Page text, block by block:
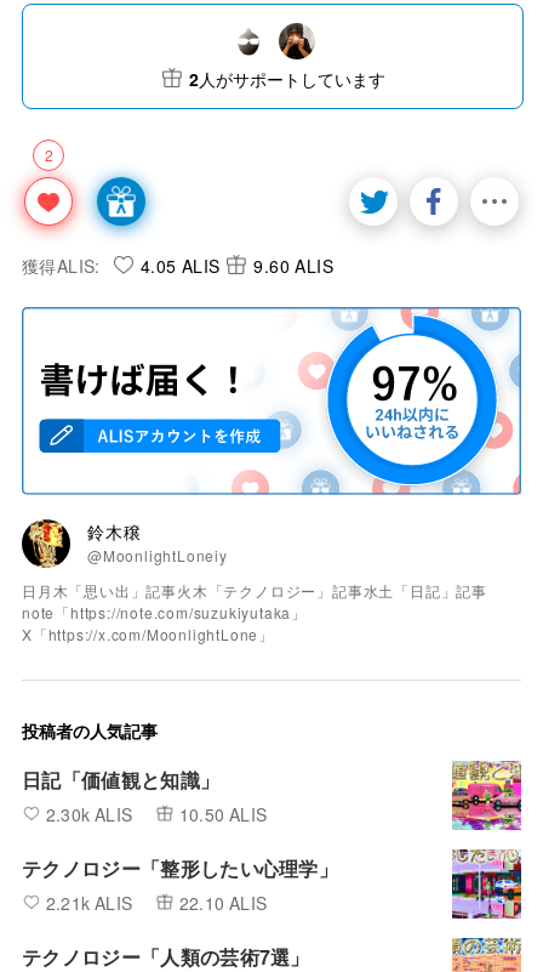
2
2人がサポートしています
獲得ALIS: 4.05 ALIS 9.60 ALIS
鈴木穣
@MoonlightLoneiy
日月木「思い出」記事火木「テクノロジー」記事水土「日記」記事
note「https://note.com/suzukiyutaka」
X「https://x.com/MoonlightLone」
投稿者の人気記事
日記「価値観と知識」
2.30k ALIS 10.50 ALIS
テクノロジー「整形したい心理学」
2.21k ALIS 22.10 ALIS
テクノロジー「人類の芸術7選」